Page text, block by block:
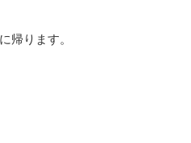
帰ります。